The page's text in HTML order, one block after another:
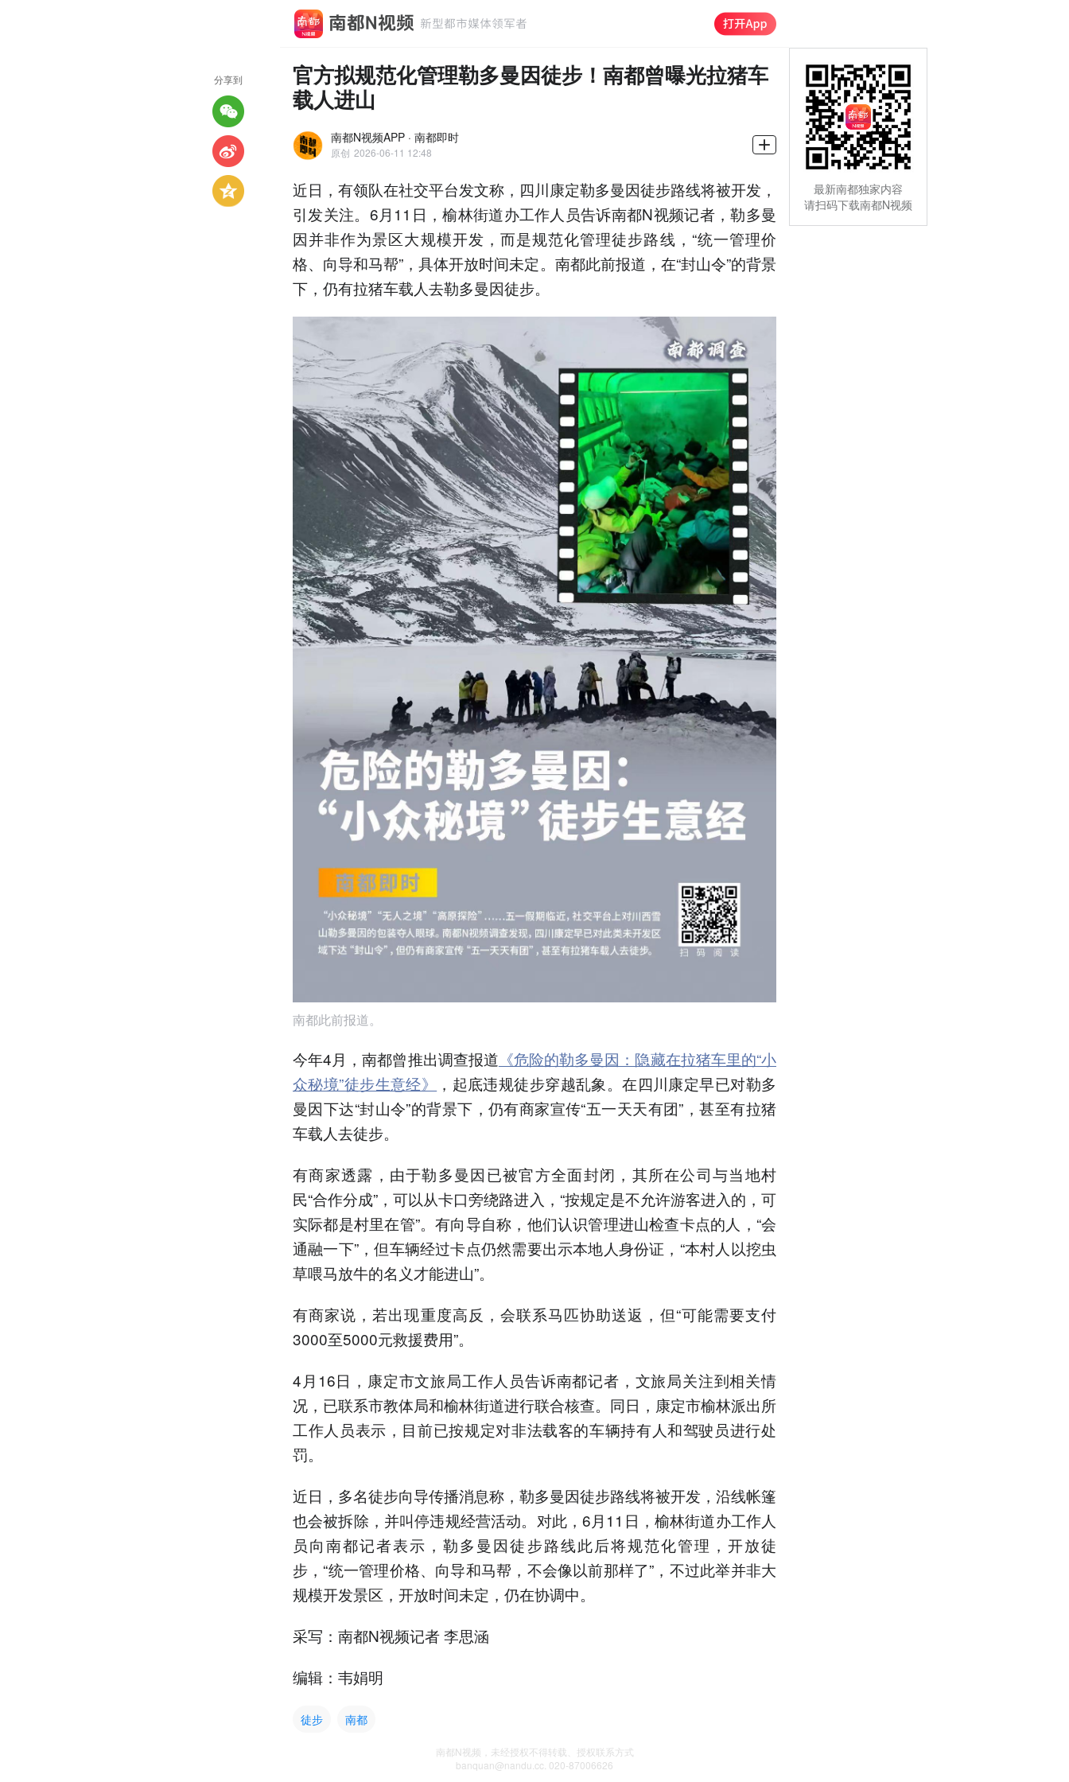
官方拟规范化管理勒多曼因徒步！南都曾曝光拉猪车
载人进山
南都N视频APP · 南都即时
原创 2026-06-11 12:48
近日，有领队在社交平台发文称，四川康定勒多曼因徒步路线将被开发，
引发关注。6月11日，榆林街道办工作人员告诉南都N视频记者，勒多曼
因并非作为景区大规模开发，而是规范化管理徒步路线，“统一管理价
格、向导和马帮”，具体开放时间未定。南都此前报道，在“封山令”的背景
下，仍有拉猪车载人去勒多曼因徒步。
南都此前报道。
今年4月，南都曾推出调查报道 《危险的勒多曼因：隐藏在拉猪车里的“小
众秘境”徒步生意经》
，起底违规徒步穿越乱象。在四川康定早已对勒多
曼因下达“封山令”的背景下，仍有商家宣传“五一天天有团”，甚至有拉猪
车载人去徒步。
有商家透露，由于勒多曼因已被官方全面封闭，其所在公司与当地村
民“合作分成”，可以从卡口旁绕路进入，“按规定是不允许游客进入的，可
实际都是村里在管”。有向导自称，他们认识管理进山检查卡点的人，“会
通融一下”，但车辆经过卡点仍然需要出示本地人身份证，“本村人以挖虫
草喂马放牛的名义才能进山”。
有商家说，若出现重度高反，会联系马匹协助送返，但“可能需要支付
3000至5000元救援费用”。
4月16日，康定市文旅局工作人员告诉南都记者，文旅局关注到相关情
况，已联系市教体局和榆林街道进行联合核查。同日，康定市榆林派出所
工作人员表示，目前已按规定对非法载客的车辆持有人和驾驶员进行处
罚。
近日，多名徒步向导传播消息称，勒多曼因徒步路线将被开发，沿线帐篷
也会被拆除，并叫停违规经营活动。对此，6月11日，榆林街道办工作人
员向南都记者表示，勒多曼因徒步路线此后将规范化管理，开放徒
步，“统一管理价格、向导和马帮，不会像以前那样了”，不过此举并非大
规模开发景区，开放时间未定，仍在协调中。
采写：南都N视频记者 李思涵
编辑：韦娟明
徒步 南都
南都N视频，未经授权不得转载、授权联系方式
banquan@nandu.cc. 020-87006626
分享到
最新南都独家内容
请扫码下载南都N视频